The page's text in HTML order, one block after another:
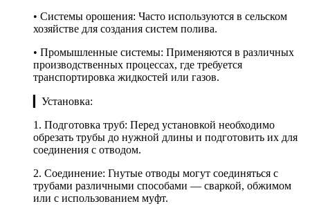
• Системы орошения: Часто используются в сельском
хозяйстве для создания систем полива.
• Промышленные системы: Применяются в различных
производственных процессах, где требуется
транспортировка жидкостей или газов.
▎Установка:
1. Подготовка труб: Перед установкой необходимо
обрезать трубы до нужной длины и подготовить их для
соединения с отводом.
2. Соединение: Гнутые отводы могут соединяться с
трубами различными способами — сваркой, обжимом
или с использованием муфт.